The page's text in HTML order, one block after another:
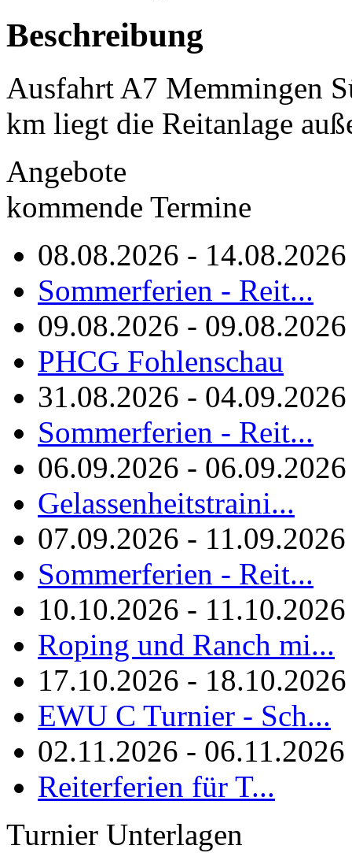
Beschreibung
Ausfahrt A7 Memmingen
km liegt die Reitanlage
Angebote
kommende Termine
08.08.2026 - 14.08.2026
Sommerferien - Reit...
09.08.2026 - 09.08.2026
PHCG Fohlenschau
31.08.2026 - 04.09.2026
Sommerferien - Reit...
06.09.2026 - 06.09.2026
Gelassenheitstraini...
07.09.2026 - 11.09.2026
Sommerferien - Reit...
10.10.2026 - 11.10.2026
Roping und Ranch mi...
17.10.2026 - 18.10.2026
EWU C Turnier - Sch...
02.11.2026 - 06.11.2026
Reiterferien für T...
Turnier Unterlagen